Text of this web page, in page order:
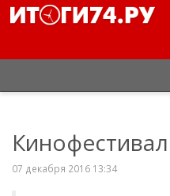
07 декабря 2016 13:34